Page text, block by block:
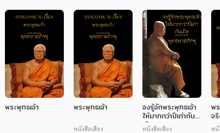
พระพุทธเจ้า พระพุทธเจ้า
หนังสือเสียง
จงรู้จักพระพุทธเจ้า
ให้มากกว่าปีเก่ากัน
เถิด
หนังสือเสียง
พ
จ
หนั